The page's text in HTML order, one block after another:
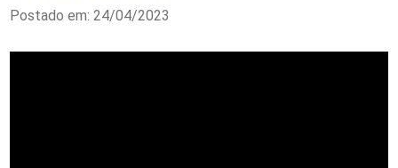
Postado em: 24/04/2023